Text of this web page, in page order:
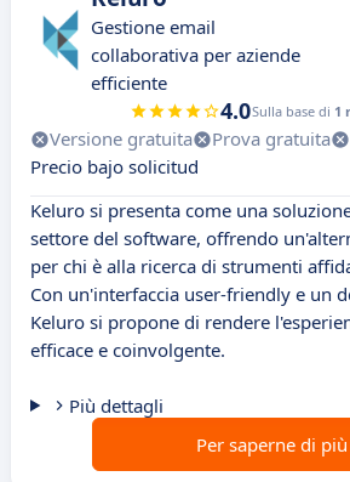
Gestione email
collaborativa per aziende
efficiente
4.0Sulla base di 1
Versione gratuita Prova gratuita
Precio bajo solicitud
Keluro si presenta come una
settore del software, offrendo
per chi è alla ricerca di strumenti
Con un'interfaccia user-friendly e un
Keluro si propone di rendere
efficace e coinvolgente.
Più dettagli
Per saperne di più